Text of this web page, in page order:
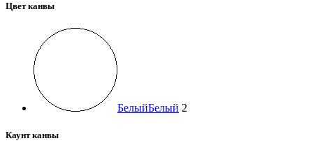
Цвет канвы
БелыйБелый 2
Каунт канвы